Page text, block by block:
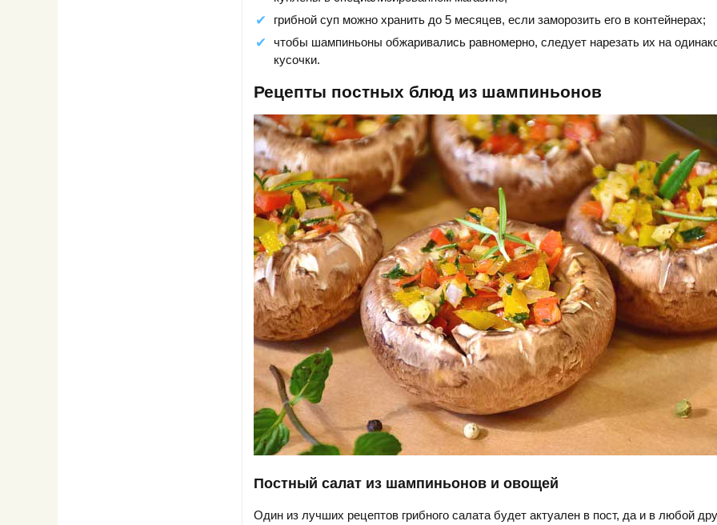
грибной суп можно хранить до 5 месяцев, если заморозить его в контейнерах;
чтобы шампиньоны обжаривались равномерно, следует нарезать их на
кусочки.
Рецепты постных блюд из шампиньонов
Постный салат из шампиньонов и овощей
Один из лучших рецептов грибного салата будет актуален в пост, да и в любой